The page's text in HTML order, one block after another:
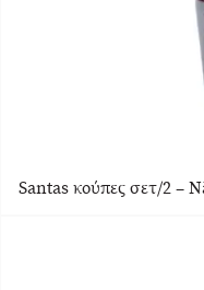
Santas κούπες σετ/2 –